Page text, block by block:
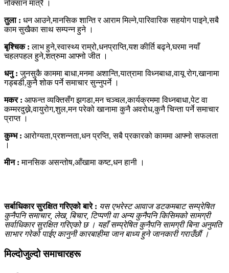
नोक्सान मात्रै ।
तुला : धन आउने,मानसिक शान्ति र आराम मिल्ने,पारिवारिक सहयोग पाइने,सबै
काम सुखैका साथ सम्पन्न हुने ।
बृश्चिक : लाभ हुने,स्वास्थ्य राम्रो,धनप्राप्ति,यश कीर्ति बढ्ने,घरमा नयाँ
चहलपहल हुने,शत्रुमा आफ्नो जीत ।
धनु : जुनसुकै काममा बाधा,मनमा अशान्ति,यात्रामा विध्नबाधा,वायू रोग,खानामा
गड्बडी,कुनै शोक पर्ने समाचार सुन्नुपर्ने ।
मकर : आफन्त व्यक्तिसँग झगडा,मन चञ्चल,कार्यक्रममा विध्नबाधा,पेट वा
कम्मरदुख्ने,वायुरोग,शुल,मन परेको खानामा कुनै अवरोध,कुनै चिन्ता पर्ने समाचार
प्राप्त ।
कुम्भ : आरोग्यता,प्रशन्नता,धन प्रप्ति, सबै प्रकारको काममा आफ्नो सफलता
।
मीन : मानसिक असन्तोष,आँखामा कष्ट,धन हानी ।
सर्बाधिकार सुरक्षित गरिएको बारे : यस एभरेस्ट आवाज डटकमबाट सम्प्रेषित
कुनैपनि समाचार, लेख, बिचार, टिप्पणी वा अन्य कुनैपनि किसिमको सामग्री
सर्वाधिकार सुरक्षित गरिएको छ । यहाँ सम्प्रेषित कुनैपनि सामग्री बिना अनुमति
साभार गरेको पाईए कानुनी कारबाहीमा जान बाध्य हुने जानकारी गराउँछौं ।
मिल्दोजुल्दो समाचारहरू